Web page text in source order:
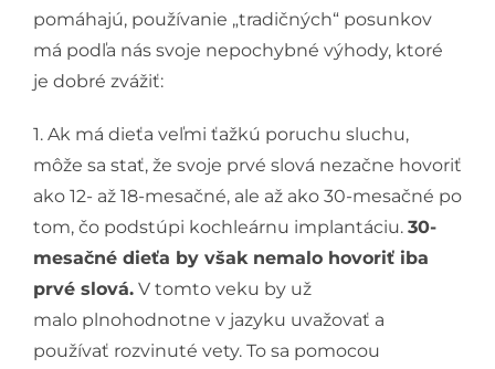
pomáhajú, používanie „tradičných“ posunkov
má podľa nás svoje nepochybné výhody, ktoré
je dobré zvážiť:
1. Ak má dieťa veľmi ťažkú poruchu sluchu,
môže sa stať, že svoje prvé slová nezačne hovoriť
ako 12- až 18-mesačné, ale až ako 30-mesačné po
tom, čo podstúpi kochleárnu implantáciu. 30-
mesačné dieťa by však nemalo hovoriť iba
prvé slová.V tomto veku by už
malo plnohodnotne v jazyku uvažovať a
používať rozvinuté vety. To sa pomocou